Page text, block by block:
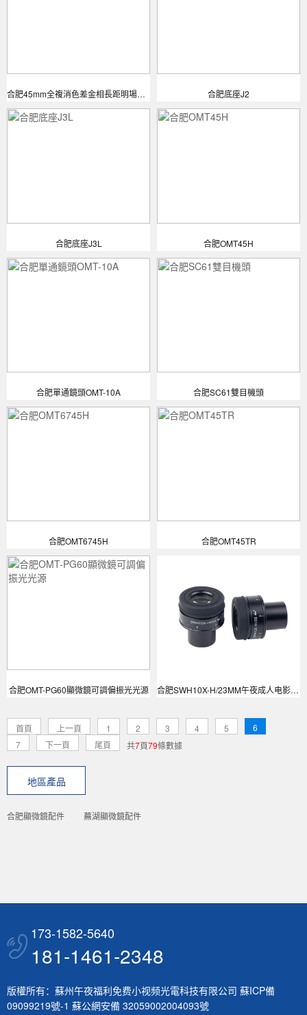
合肥45mm全複消色差金相長距明場物鏡 合肥底座J2
合肥底座J3L 合肥OMT45H
合肥單通鏡頭OMT-10A 合肥SC61雙目機頭
合肥OMT6745H 合肥OMT45TR
合肥OMT-PG60顯微鏡可調偏振光光源 合肥SWH10X-H/23MM午夜成人电影APP目鏡適度可調
首頁 上一頁 1 2 3 4 5
6
7
下一頁 尾頁 共7頁79條數據
地區產品
合肥顯微鏡配件 蕪湖顯微鏡配件
173-1582-5640
181-1461-2348
版權所有：蘇州午夜福利免费小视频光電科技有限公司 蘇ICP備
09099219號-1 蘇公網安備 32059002004093號